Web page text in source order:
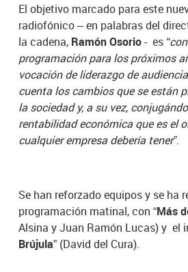
El objetivo marcado para este
radiofónico – en palabras del
la cadena, Ramón Osorio- es
programación para los próximos
vocación de liderazgo de
cuenta los cambios que se están
la sociedad y, a su vez,
rentabilidad económica que es el
cualquier empresa debería tener”.
Se han reforzado equipos y se ha
programación matinal, con“Más
Alsina y Juan Ramón Lucas) y el
Brújula” (David del Cura).